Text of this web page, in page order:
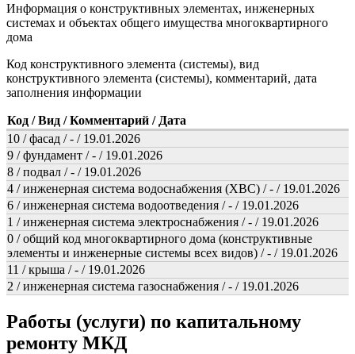
Информация о конструктивных элементах, инженерных
системах и объектах общего имущества многоквартирного
дома
Код конструктивного элемента (системы), вид
конструктивного элемента (системы), комментарий, дата
заполнения информации
Код / Вид / Комментарий / Дата
10 / фасад / - / 19.01.2026
9 / фундамент / - / 19.01.2026
8 / подвал / - / 19.01.2026
4 / инженерная система водоснабжения (ХВС) / - / 19.01.2026
6 / инженерная система водоотведения / - / 19.01.2026
1 / инженерная система электроснабжения / - / 19.01.2026
0 / общий код многоквартирного дома (конструктивные
элементы и инженерные системы всех видов) / - / 19.01.2026
11 / крыша / - / 19.01.2026
2 / инженерная система газоснабжения / - / 19.01.2026
Работы (услуги) по капитальному
ремонту МКД